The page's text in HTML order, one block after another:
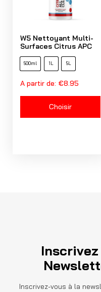
W5 Nettoyant Multi-
Surfaces Citrus APC
500ml 1L 5L
A partir de: €8.95
Choisir
Inscrivez-vous à la